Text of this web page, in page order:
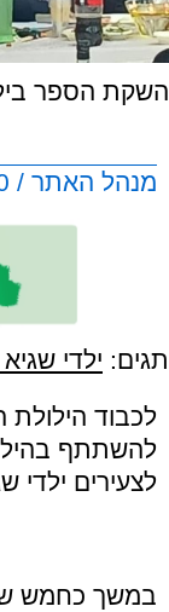
השקת הספר
מנהל האתר / 13:00 03.10.23
תגים: ילדי
לכבוד הילולת
להשתתף
לצעירים ילדי
במשך כחמש